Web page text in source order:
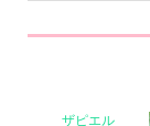
ザピエル